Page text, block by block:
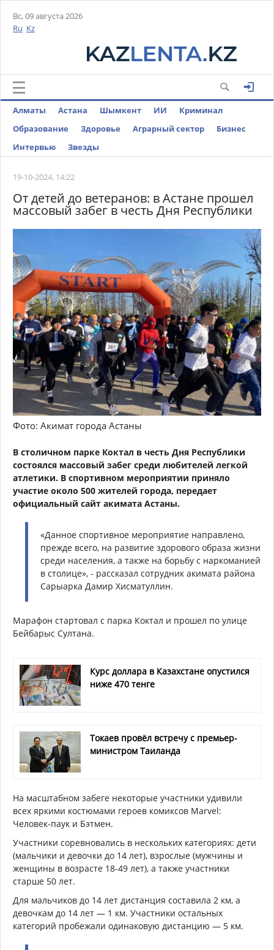
Вс, 09 августа 2026
Ru Kz
Алматы Астана Шымкент ИИ
Криминал
Образование
Здоровье Аграрный сектор
Бизнес
Интервью
Звезды
19-10-2024, 14:22
От детей до ветеранов: в Астане прошел
массовый забег в честь Дня Республики
Фото: Акимат города Астаны
В столичном парке Коктал в честь Дня Республики
состоялся массовый забег среди любителей легкой
атлетики. В спортивном мероприятии приняло
участие около 500 жителей города, передает
официальный сайт акимата Астаны.
«Данное спортивное мероприятие направлено,
прежде всего, на развитие здорового образа жизни
среди населения, а также на борьбу с наркоманией
в столице», - рассказал сотрудник акимата района
Сарыарка Дамир Хисматуллин.
Марафон стартовал с парка Коктал и прошел по улице
Бейбарыс Султана.
Курс доллара в Казахстане опустился
ниже 470 тенге
Токаев провёл встречу с премьер-
министром Таиланда
На масштабном забеге некоторые участники удивили
всех яркими костюмами героев комиксов Marvel:
Человек-паук и Бэтмен.
Участники соревновались в нескольких категориях: дети
(мальчики и девочки до 14 лет), взрослые (мужчины и
женщины в возрасте 18-49 лет), а также участники
старше 50 лет.
Для мальчиков до 14 лет дистанция составила 2 км, а
девочкам до 14 лет — 1 км. Участники остальных
категорий пробежали одинаковую дистанцию — 5 км.